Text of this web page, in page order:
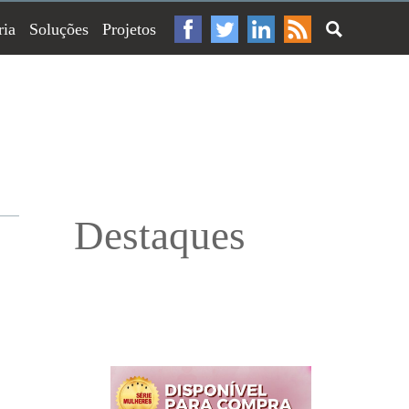
Soluções Projetos
Destaques